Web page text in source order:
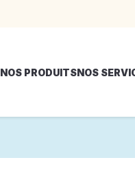
NOS PRODUITSNOS